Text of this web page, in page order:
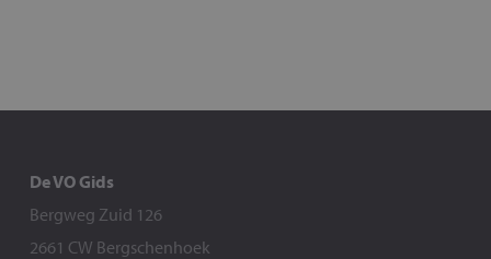
De VO Gids
Bergweg Zuid 126
2661 CW Bergschenhoek